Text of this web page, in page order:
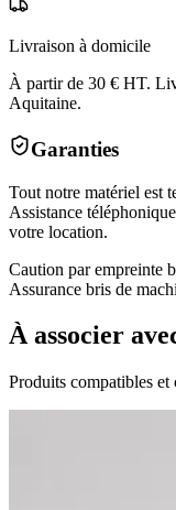
Livraison à domicile
À partir de 30 € HT.
Aquitaine.
Garanties
Tout notre matériel est
Assistance
votre location.
Caution par empreinte
Assurance bris de
À associer
Produits compatibles et